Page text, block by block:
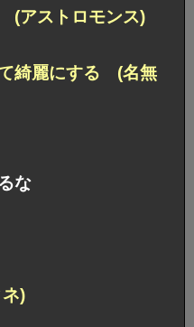
(アストロモンス)
綺麗にする (名無
な
)